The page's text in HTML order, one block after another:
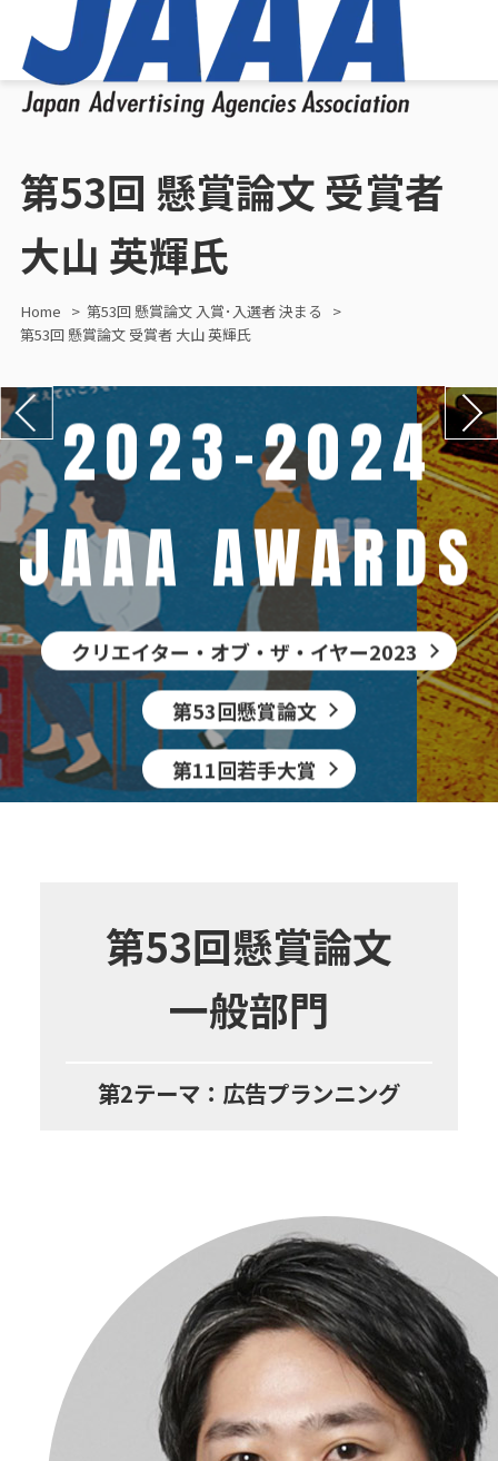
第53回 懸賞論文 受賞者
大山 英輝氏
Home
第53回 懸賞論文 入賞･入選者 決まる
第53回 懸賞論文 受賞者 大山 英輝氏
2023-2024
JAAA AWARDS
クリエイター・オブ・ザ・イヤー2023
第53回懸賞論文
第11回若手大賞
第53回懸賞論文
一般部門
第2テーマ：広告プランニング